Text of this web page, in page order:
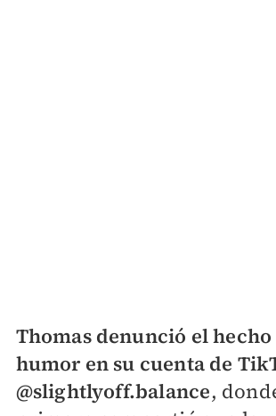
Thomas denunció el
humor en su cuenta de
@slightlyoff.balance,